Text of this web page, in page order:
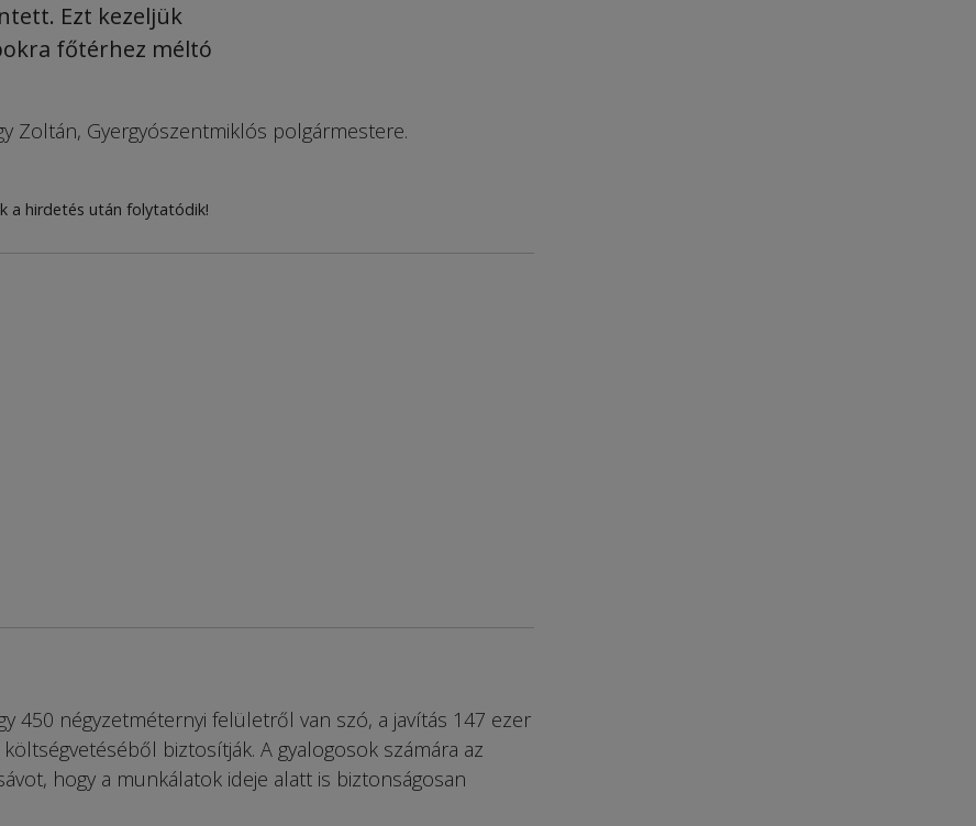
Ezt kezeljük
főtérhez méltó
Zoltán, Gyergyószentmiklós polgármestere.
a hirdetés után folytatódik!
450 négyzetméternyi felületről van szó, a javítás 147 ezer
biztosítják. A gyalogosok számára az
hogy a munkálatok ideje alatt is biztonságosan